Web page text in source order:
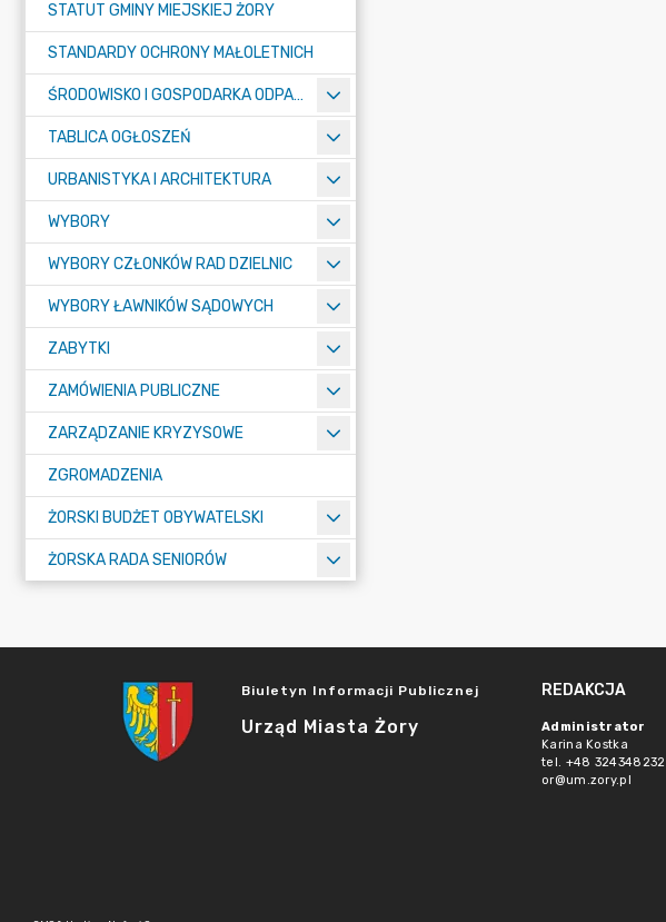
STATUT GMINY MIEJSKIEJ ŻORY
STANDARDY OCHRONY MAŁOLETNICH
ŚRODOWISKO I GOSPODARKA ODPADAMI
TABLICA OGŁOSZEŃ
URBANISTYKA I ARCHITEKTURA
WYBORY
WYBORY CZŁONKÓW RAD DZIELNIC
WYBORY ŁAWNIKÓW SĄDOWYCH
ZABYTKI
ZAMÓWIENIA PUBLICZNE
ZARZĄDZANIE KRYZYSOWE
ZGROMADZENIA
ŻORSKI BUDŻET OBYWATELSKI
ŻORSKA RADA SENIORÓW
Biuletyn Informacji Publicznej
Urząd Miasta Żory
REDAKCJA
Administrator
Karina Kostka
tel. +48 324348232
or@um.zory.pl